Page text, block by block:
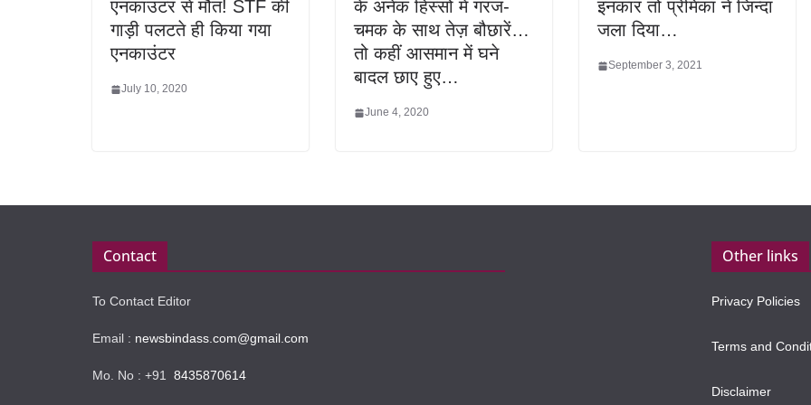
एनकाउंटर से मौत! STF की
गाड़ी पलटते ही किया गया
एनकाउंटर
July 10, 2020
के अनेक हिस्सों में गरज-
चमक के साथ तेज़ बौछारें…
तो कहीं आसमान में घने
बादल छाए हुए…
June 4, 2020
इनकार तो प्रेमिका ने जिन्दा
जला दिया…
September 3, 2021
Contact
To Contact Editor
Email : newsbindass.com@gmail.com
Mo. No : +91 8435870614
Other links
Privacy Policies
Terms and
Disclaimer